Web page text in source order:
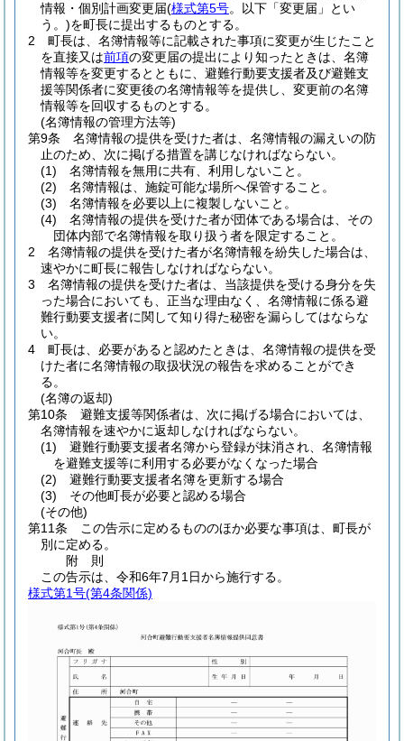
情報・個別計画変更届(様式第5号。以下「変更届」とい
う。)を町長に提出するものとする。
2
町長は、名簿情報等に記載された事項に変更が生じたこと
を直接又は前項の変更届の提出により知ったときは、名簿
情報等を変更するとともに、避難行動要支援者及び避難支
援等関係者に変更後の名簿情報等を提供し、変更前の名簿
情報等を回収するものとする。
(名簿情報の管理方法等)
第9条
名簿情報の提供を受けた者は、名簿情報の漏えいの防
止のため、次に掲げる措置を講じなければならない。
(1)
名簿情報を無用に共有、利用しないこと。
(2)
名簿情報は、施錠可能な場所へ保管すること。
(3)
名簿情報を必要以上に複製しないこと。
(4)
名簿情報の提供を受けた者が団体である場合は、その
団体内部で名簿情報を取り扱う者を限定すること。
2
名簿情報の提供を受けた者が名簿情報を紛失した場合は、
速やかに町長に報告しなければならない。
3
名簿情報の提供を受けた者は、当該提供を受ける身分を失
った場合においても、正当な理由なく、名簿情報に係る避
難行動要支援者に関して知り得た秘密を漏らしてはならな
い。
4
町長は、必要があると認めたときは、名簿情報の提供を受
けた者に名簿情報の取扱状況の報告を求めることができ
る。
(名簿の返却)
第10条
避難支援等関係者は、次に掲げる場合においては、
名簿情報を速やかに返却しなければならない。
(1)
避難行動要支援者名簿から登録が抹消され、名簿情報
を避難支援等に利用する必要がなくなった場合
(2)
避難行動要支援者名簿を更新する場合
(3)
その他町長が必要と認める場合
(その他)
第11条
この告示に定めるもののほか必要な事項は、町長が
別に定める。
附 則
この告示は、令和6年7月1日から施行する。
様式第1号(第4条関係)